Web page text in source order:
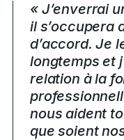
« J’enverrai
il s’occupera
d’accord. Je
longtemps et
relation à la
nous aident
que soient